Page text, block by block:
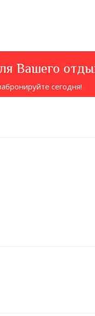
Вашего
сегодня!